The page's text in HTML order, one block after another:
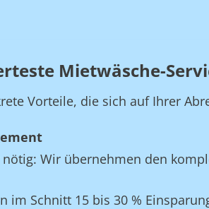
Mietwäsche-
Vorteile, die sich auf Ihrer
Wir übernehmen den
im Schnitt 15 bis 30 %